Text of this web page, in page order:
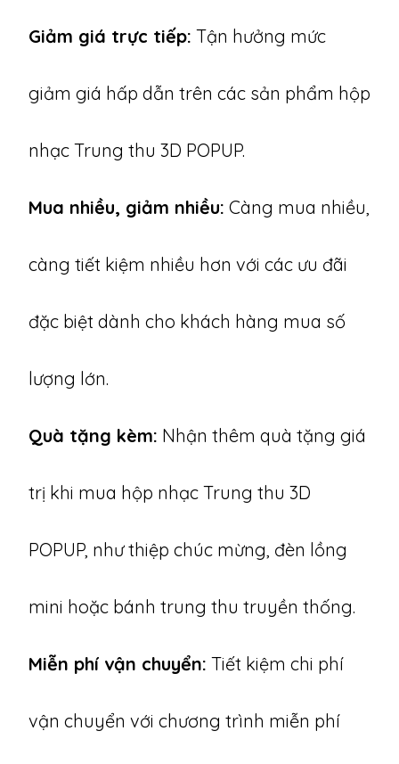
Giảm giá trực tiếp: Tận hưởng mức
giảm giá hấp dẫn trên các sản phẩm hộp
nhạc Trung thu 3D POPUP.
Mua nhiều, giảm nhiều: Càng mua nhiều,
càng tiết kiệm nhiều hơn với các ưu đãi
đặc biệt dành cho khách hàng mua số
lượng lớn.
Quà tặng kèm: Nhận thêm quà tặng giá
trị khi mua hộp nhạc Trung thu 3D
POPUP, như thiệp chúc mừng, đèn lồng
mini hoặc bánh trung thu truyền thống.
Miễn phí vận chuyển: Tiết kiệm chi phí
vận chuyển với chương trình miễn phí